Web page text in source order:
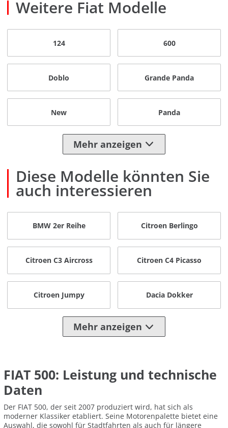
Weitere Fiat Modelle
124 600
Doblo Grande Panda
New Panda
Mehr anzeigen
Diese Modelle könnten Sie
auch interessieren
BMW 2er Reihe Citroen Berlingo
Citroen C3 Aircross Citroen C4 Picasso
Citroen Jumpy Dacia Dokker
Mehr anzeigen
FIAT 500: Leistung und technische
Daten
Der FIAT 500, der seit 2007 produziert wird, hat sich als
moderner Klassiker etabliert. Seine Motorenpalette bietet eine
Auswahl, die sowohl für Stadtfahrten als auch für längere